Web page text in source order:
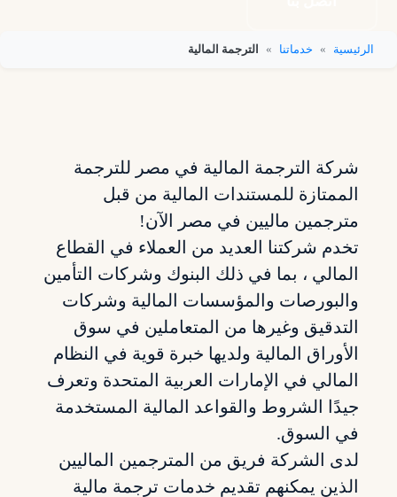
الرئيسية » خدماتنا » الترجمة المالية
شركة الترجمة المالية في مصر للترجمة
الممتازة للمستندات المالية من قبل
مترجمين ماليين في مصر الآن!
تخدم شركتنا العديد من العملاء في القطاع
المالي ، بما في ذلك البنوك وشركات التأمين
والبورصات والمؤسسات المالية وشركات
التدقيق وغيرها من المتعاملين في سوق
الأوراق المالية ولديها خبرة قوية في النظام
المالي في الإمارات العربية المتحدة وتعرف
جيدًا الشروط والقواعد المالية المستخدمة
في السوق.
لدى الشركة فريق من المترجمين الماليين
الذين يمكنهم تقديم خدمات ترجمة مالية